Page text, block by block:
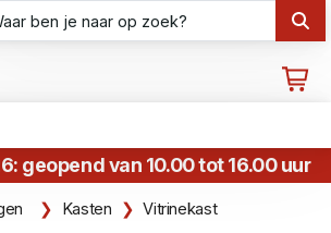
geopend van 10.00 tot 16.00 uur
Kasten Vitrinekast